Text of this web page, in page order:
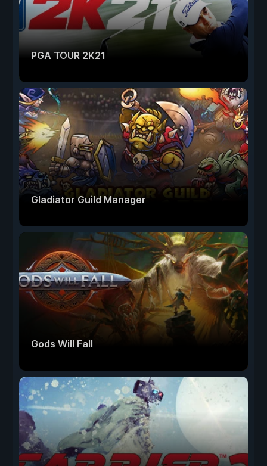
PGA TOUR 2K21
Gladiator Guild Manager
Gods Will Fall